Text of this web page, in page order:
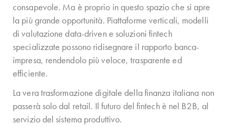
consapevole. Ma è proprio in questo spazio che si apre
la più grande opportunità. Piattaforme verticali, modelli
di valutazione data-driven e soluzioni fintech
specializzate possono ridisegnare il rapporto banca-
impresa, rendendolo più veloce, trasparente ed
efficiente.
La vera trasformazione digitale della finanza italiana non
passerà solo dal retail. Il futuro del fintech è nel B2B, al
servizio del sistema produttivo.